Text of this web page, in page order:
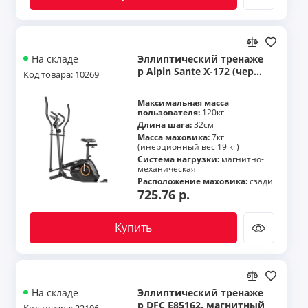
На складе
Код товара: 10269
Эллиптический тренаже
р Alpin Sante X-172 (черн
Максимальная масса
пользователя: 120кг
Длина шага:32см
Масса маховика:7кг
(инерционный вес 19 кг)
Система нагрузки: магнитно-
механическая
Расположение маховика:сзади
725.76 р.
Купить
На складе
Эллиптический тренаже
р DFC E85162, магнитный